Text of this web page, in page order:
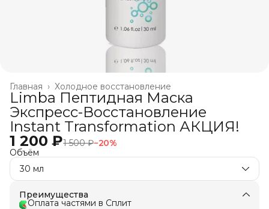
Холодное восстановление
Главная ›
Limba Пептидная Маска
Экспресс-Восстановление
Instant Transformation АКЦИЯ!
1 200 ₽1 500 ₽−20%
Объём
30 мл
Преимущества
Оплата частями в Сплит